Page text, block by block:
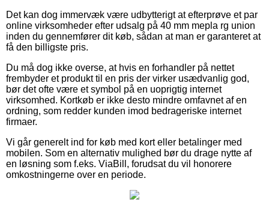
Det kan dog immervæk være udbytterigt at efterprøve et par
online virksomheder efter udsalg på 40 mm mepla rg union
inden du gennemfører dit køb, sådan at man er garanteret at
få den billigste pris.
Du må dog ikke overse, at hvis en forhandler på nettet
frembyder et produkt til en pris der virker usædvanlig god,
bør det ofte være et symbol på en uoprigtig internet
virksomhed. Kortkøb er ikke desto mindre omfavnet af en
ordning, som redder kunden imod bedrageriske internet
firmaer.
Vi går generelt ind for køb med kort eller betalinger med
mobilen. Som en alternativ mulighed bør du drage nytte af
en løsning som f.eks. ViaBill, forudsat du vil honorere
omkostningerne over en periode.